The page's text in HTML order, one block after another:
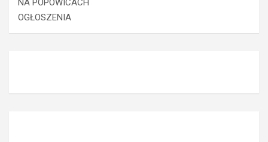
NA POPOWICACH
OGŁOSZENIA